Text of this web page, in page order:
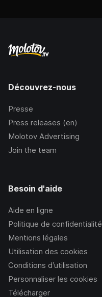
Découvrez-nous
Presse
Press releases (en)
Molotov Advertising
Join the team
Besoin d'aide
Aide en ligne
Politique de confidentialité
Mentions légales
Utilisation des cookies
Conditions d’utilisation
Personnaliser les cookies
Télécharger